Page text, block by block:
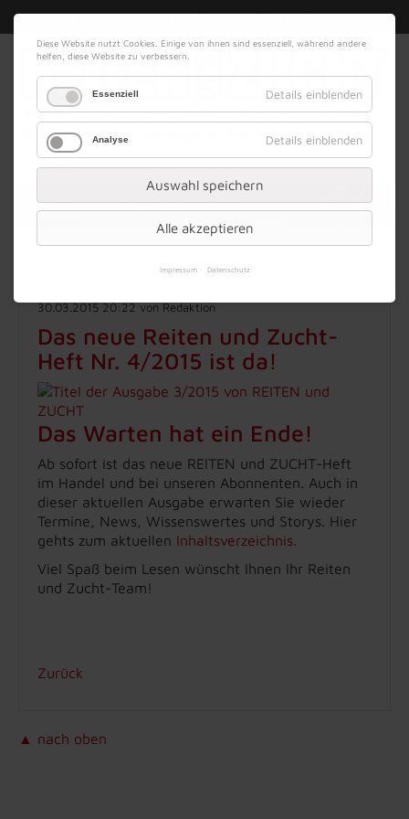
06. August 2026 Impressum|Kontakt|Datenschutz
Werbung
30.03.2015 20:22von Redaktion
Das neue Reiten und Zucht-
Heft Nr. 4/2015 ist da!
Das Warten hat ein Ende!
Ab sofort ist das neue REITEN und ZUCHT-Heft
im Handel und bei unseren Abonnenten. Auch in
dieser aktuellen Ausgabe erwarten Sie wieder
Termine, News, Wissenswertes und Storys. Hier
gehts zum aktuellen Inhaltsverzeichnis.
Viel Spaß beim Lesen wünscht Ihnen Ihr Reiten
und Zucht-Team!
Zurück
▲ nach oben
Diese Website nutzt Cookies. Einige von ihnen sind essenziell, während andere
helfen, diese Website zu verbessern.
Essenziell Details einblenden
Analyse Details einblenden
Auswahl speichern
Alle akzeptieren
Impressum Datenschutz